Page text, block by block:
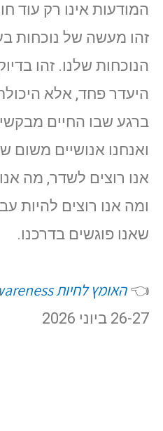
המודעות אינו רק עוד
זהו מעשה של נוכחות
הנוכחות שלנו. זהו
היעדר פחד, אלא
ברגע שבו החיים
ואנחנו אנושיים משום
אנו רוצים לשדר, מה
ומה אנו רוצים להיות
שאנו פוגשים בדרכנו.
👈האומץ לחיות Awareness
26-27 ביוני 2026